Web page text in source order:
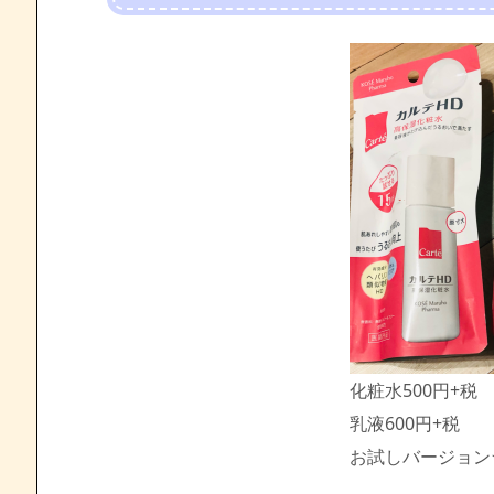
化粧水500円+税
乳液600円+税
お試しバージョ